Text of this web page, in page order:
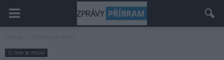
O čem se mluví